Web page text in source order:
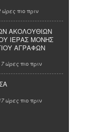
ώρεςπιο πριν
ΑΚΟΛΟΥΘΙΩΝ
ΙΕΡΑΣ ΜΟΝΗΣ
ΑΓΡΑΦΩΝ
ώρεςπιο πριν
ώρες πιο πριν